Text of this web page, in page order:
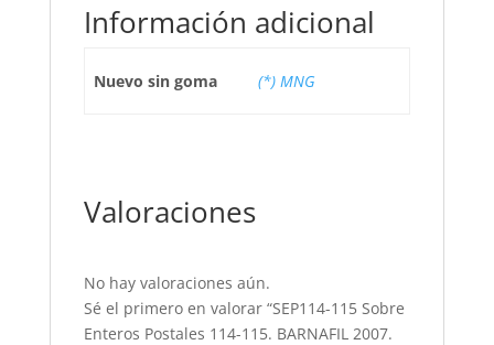
Información adicional
Nuevo sin goma (*) MNG
Valoraciones
No hay valoraciones aún.
Sé el primero en valorar “SEP114-115 Sobre
Enteros Postales 114-115. BARNAFIL 2007.